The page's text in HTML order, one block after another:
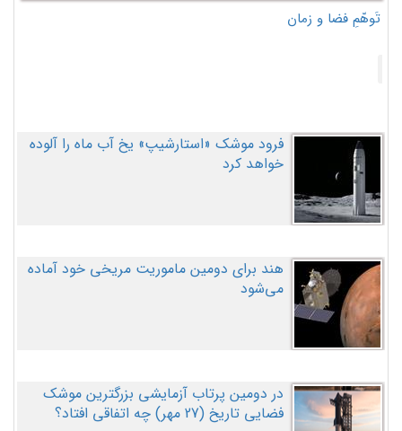
تَوهّمِ فضا و زمان
فرود موشک «استارشیپ» یخ آب ماه را آلوده
خواهد کرد
هند برای دومین ماموریت مریخی خود آماده
می‌شود
در دومین پرتاب آزمایشی بزرگترین موشک
فضایی تاریخ (27 مهر‌) چه اتفاقی افتاد؟